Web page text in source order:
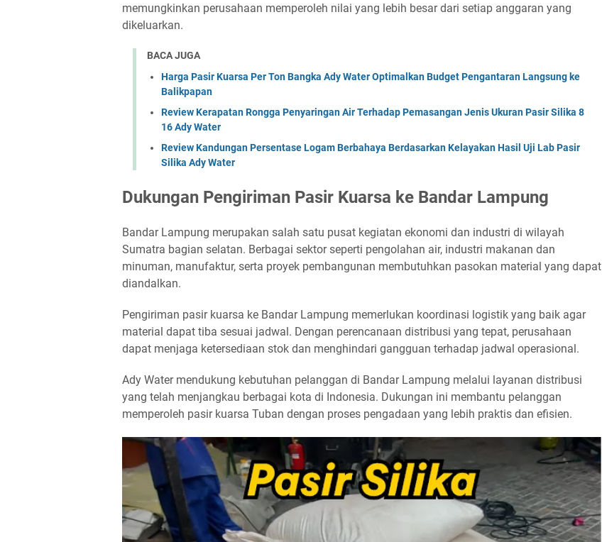
memungkinkan perusahaan memperoleh nilai yang lebih besar dari setiap anggaran yang
dikeluarkan.
BACA JUGA
Harga Pasir Kuarsa Per Ton Bangka Ady Water Optimalkan Budget Pengantaran Langsung ke
Balikpapan
Review Kerapatan Rongga Penyaringan Air Terhadap Pemasangan Jenis Ukuran Pasir Silika 8
16 Ady Water
Review Kandungan Persentase Logam Berbahaya Berdasarkan Kelayakan Hasil Uji Lab Pasir
Silika Ady Water
Dukungan Pengiriman Pasir Kuarsa ke Bandar Lampung
Bandar Lampung merupakan salah satu pusat kegiatan ekonomi dan industri di wilayah
Sumatra bagian selatan. Berbagai sektor seperti pengolahan air, industri makanan dan
minuman, manufaktur, serta proyek pembangunan membutuhkan pasokan material yang dapat
diandalkan.
Pengiriman pasir kuarsa ke Bandar Lampung memerlukan koordinasi logistik yang baik agar
material dapat tiba sesuai jadwal. Dengan perencanaan distribusi yang tepat, perusahaan
dapat menjaga ketersediaan stok dan menghindari gangguan terhadap jadwal operasional.
Ady Water mendukung kebutuhan pelanggan di Bandar Lampung melalui layanan distribusi
yang telah menjangkau berbagai kota di Indonesia. Dukungan ini membantu pelanggan
memperoleh pasir kuarsa Tuban dengan proses pengadaan yang lebih praktis dan efisien.